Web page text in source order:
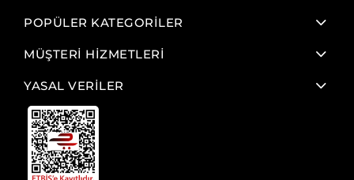
POPÜLER KATEGORİLER
MÜŞTERİ HİZMETLERİ
YASAL VERİLER